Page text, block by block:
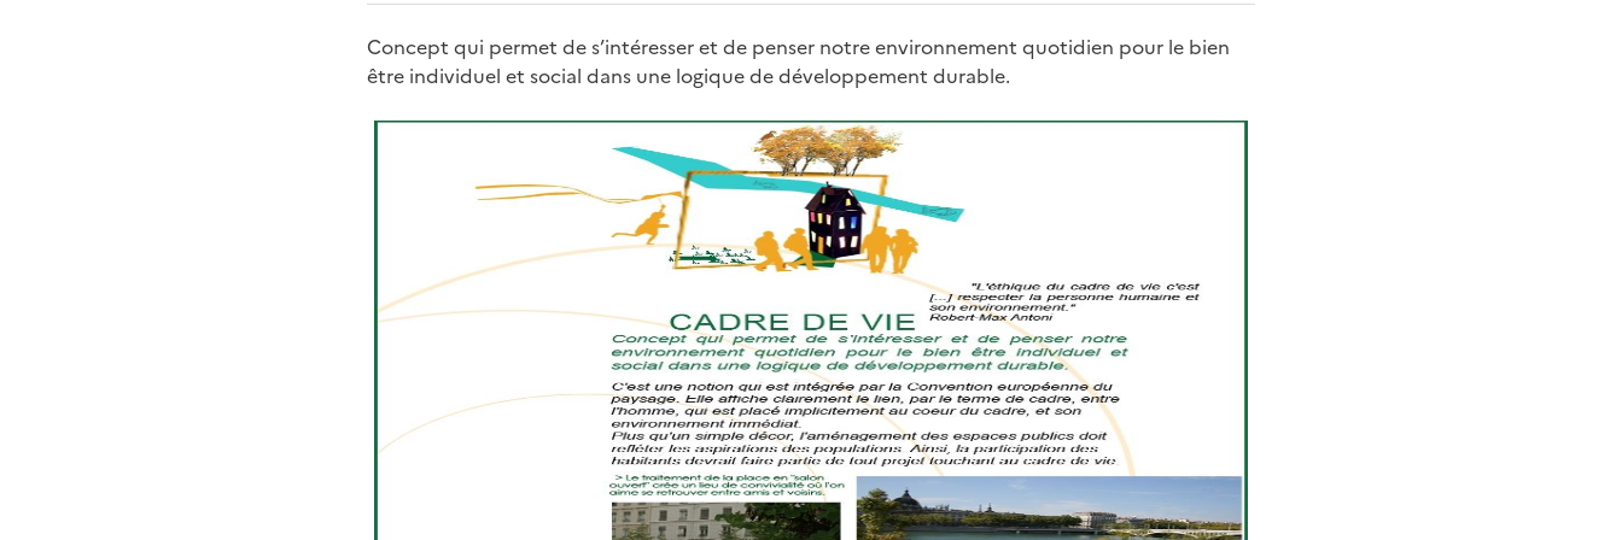
Concept qui permet de s’intéresser et de penser notre environnement quotidien pour le bien
être individuel et social dans une logique de développement durable.